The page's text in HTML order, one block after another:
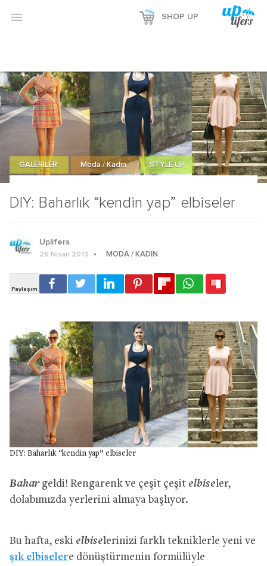
 SHOP UP
DIY: Baharlık “kendin yap” elbiseler
GALERİLER Moda / Kadın STYLE UP
Uplifers
26 Nisan 2013 MODA / KADIN
DIY: Baharlık “kendin yap” elbiseler
Bahargeldi! Rengarenk ve çeşit çeşit elbiseler,
dolabımızda yerlerini almaya başlıyor.
Bu hafta, eski elbiselerinizi farklı tekniklerle yeni ve
şık elbiselere dönüştürmenin formülüyle